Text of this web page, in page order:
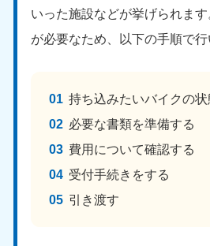
いった施設などが挙げられま
が必要なため、以下の手順で行
持ち込みたいバイクの
必要な書類を準備する
費用について確認する
受付手続きをする
引き渡す